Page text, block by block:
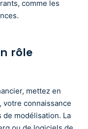
comme les
rôle
mettez en
votre connaissance
modélisation. La